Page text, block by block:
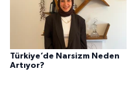
Türkiye’de Narsizm Neden
Artıyor?